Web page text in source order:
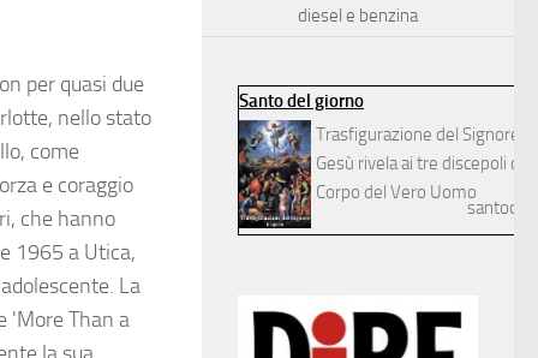
per quasi due
nello stato
come
e coraggio
che hanno
1965 a Utica,
La
'More Than a
diesel e benzina
Santo del giorno
Trasfigurazione del Signore
Gesù rivela ai tre discepoli
Corpo del Vero Uomo